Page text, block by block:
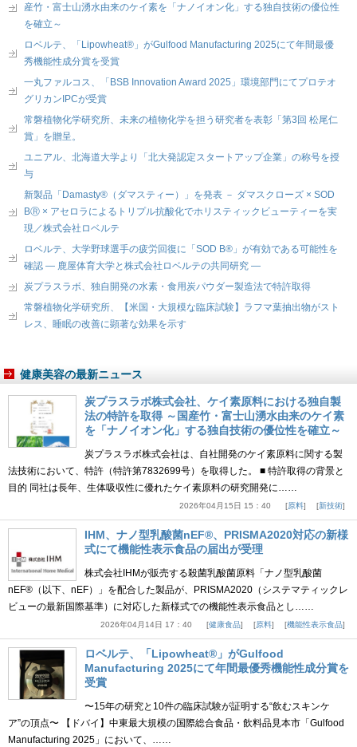
産竹・富士山湧水由来のケイ素を「ナノイオン化」する独自技術の優位性
を確立～
ロベルテ、「Lipowheat®」がGulfood Manufacturing 2025にて年間最優
秀機能性成分賞を受賞
一丸ファルコス、「BSB Innovation Award 2025」環境部門にてプロテオ
グリカンIPCが受賞
常磐植物化学研究所、未来の植物化学を担う研究者を表彰「第3回 松尾仁
賞」を贈呈。
ユニアル、北海道大学より「北大発認定スタートアップ企業」の称号を授
与
新製品「Damasty®（ダマスティー）」を発表 － ダマスクローズ × SOD
BⓇ × アセロラによるトリプル抗酸化でホリスティックビューティーを実
現／株式会社ロベルテ
ロベルテ、大学野球選手の疲労回復に「SOD B®」が有効である可能性を
確認 ― 鹿屋体育大学と株式会社ロベルテの共同研究 ―
炭プラスラボ、独自開発の水素・食用炭パウダー製造法で特許取得
常磐植物化学研究所、【米国・大規模な臨床試験】ラフマ葉抽出物がスト
レス、睡眠の改善に顕著な効果を示す
健康美容の最新ニュース
炭プラスラボ株式会社、ケイ素原料における独自製
法の特許を取得 ～国産竹・富士山湧水由来のケイ素
を「ナノイオン化」する独自技術の優位性を確立～
炭プラスラボ株式会社は、自社開発のケイ素原料に関する製
法技術において、特許（特許第7832699号）を取得した。 ■ 特許取得の背景と
目的 同社は長年、生体吸収性に優れたケイ素原料の研究開発に……
2026年04月15日 15：40 原料 新技術
IHM、ナノ型乳酸菌nEF®、PRISMA2020対応の新様
式にて機能性表示食品の届出が受理
株式会社IHMが販売する殺菌乳酸菌原料「ナノ型乳酸菌
nEF®（以下、nEF）」を配合した製品が、PRISMA2020（システマティックレ
ビューの最新国際基準）に対応した新様式での機能性表示食品とし……
2026年04月14日 17：40 健康食品 原料 機能性表示食品
ロベルテ、「Lipowheat®」がGulfood
Manufacturing 2025にて年間最優秀機能性成分賞を
受賞
〜15年の研究と10件の臨床試験が証明する“飲むスキンケ
ア”の頂点〜 【ドバイ】中東最大規模の国際総合食品・飲料品見本市「Gulfood
Manufacturing 2025」において、……